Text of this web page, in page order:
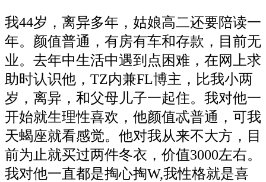
我44岁，离异多年，姑娘高二还要陪读一
年。颜值普通，有房有车和存款，目前无
业。去年中生活中遇到点困难，在网上求
助时认识他，TZ内兼FL博主，比我小两
岁，离异，和父母儿子一起住。我对他一
开始就生理性喜欢，他颜值忒普通，可我
天蝎座就看感觉。他对我从来不大方，目
前为止就买过两件冬衣，价值3000左右。
我对他一直都是掏心掏W,我性格就是喜